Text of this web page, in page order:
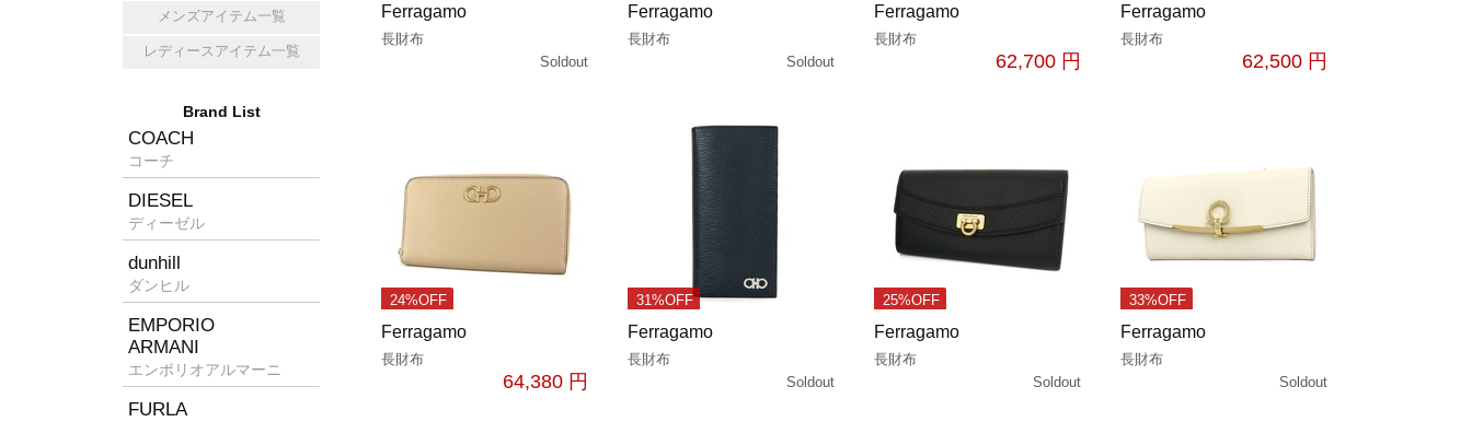
Ferragamo
長財布
Soldout
Ferragamo
長財布
Soldout
Ferragamo
長財布
62,700 円
Ferragamo
長財布
62,500 円
24%OFF
Ferragamo
長財布
64,380 円
31%OFF
Ferragamo
長財布
Soldout
25%OFF
Ferragamo
長財布
Soldout
33%OFF
Ferragamo
長財布
Soldout
キッチン雑貨
ホームフレグランス
消臭グッズ
メンズアイテム一覧
レディースアイテム一覧
Brand List
COACH
コーチ
DIESEL
ディーゼル
dunhill
ダンヒル
EMPORIO
ARMANI
エンポリオアルマーニ
FURLA